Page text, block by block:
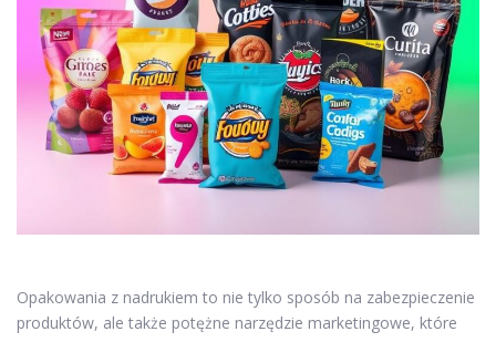
Opakowania z nadrukiem to nie tylko sposób na zabezpieczenie
produktów, ale także potężne narzędzie marketingowe, które